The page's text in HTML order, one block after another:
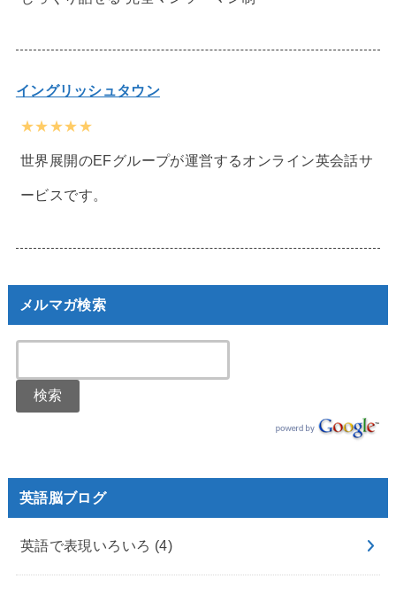
イングリッシュタウン
★★★★★
世界展開のEFグループが運営するオンライン英会話サ
ービスです。
メルマガ検索
英語脳ブログ
英語で表現いろいろ (4)